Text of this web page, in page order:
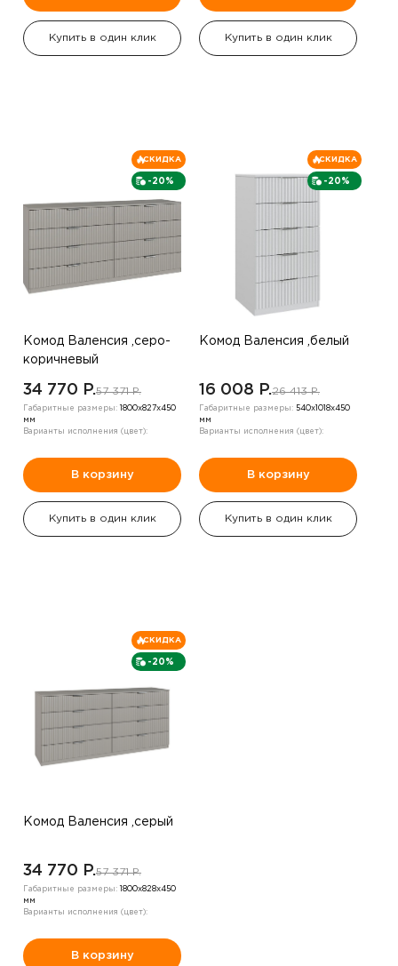
Купить в один клик Купить в один клик
-20%
СКИДКА
Комод Валенсия ,серо-
коричневый
34 770 P.57 371 P.
Габаритные размеры: 1800х827х450
мм
Варианты исполнения (цвет):
В корзину
Купить в один клик
-20%
СКИДКА
Комод Валенсия ,белый
16 008 P.26 413 P.
Габаритные размеры: 540х1018х450
мм
Варианты исполнения (цвет):
В корзину
Купить в один клик
-20%
СКИДКА
Комод Валенсия ,серый
34 770 P.57 371 P.
Габаритные размеры: 1800х828х450
мм
Варианты исполнения (цвет):
В корзину